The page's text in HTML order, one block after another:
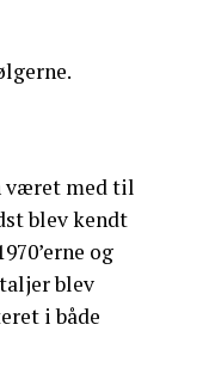
været med til
blev kendt
og
blev
i både